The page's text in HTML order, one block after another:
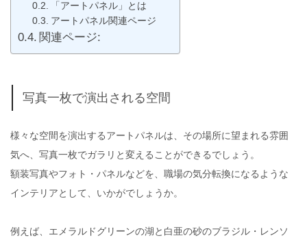
「アートパネル」とは
アートパネル関連ページ
関連ページ:
写真一枚で演出される空間
様々な空間を演出するアートパネルは、その場所に望まれる雰囲
気へ、写真一枚でガラリと変えることができるでしょう。
額装写真やフォト・パネルなどを、職場の気分転換になるような
インテリアとして、いかがでしょうか。
例えば、エメラルドグリーンの湖と白亜の砂のブラジル・レンソ